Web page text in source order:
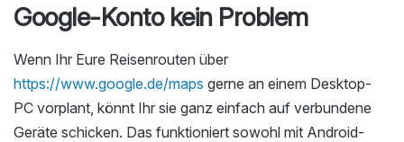
Google-Konto kein Problem
Wenn Ihr Eure Reisenrouten über
https://www.google.de/maps gerne an einem Desktop-
PC vorplant, könnt Ihr sie ganz einfach auf verbundene
Geräte schicken. Das funktioniert sowohl mit Android-